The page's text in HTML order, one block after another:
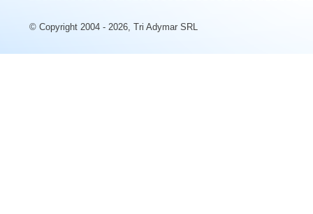
© Copyright 2004 - 2026, Tri Adymar SRL